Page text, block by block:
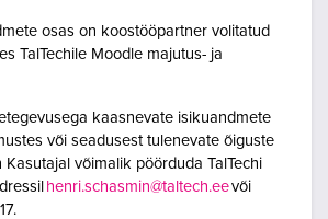
osas on koostööpartner volitatud
TalTechile Moodle majutus- ja
kaasnevate isikuandmete
või seadusest tulenevate õiguste
võimalik pöörduda TalTechi
henri.schasmin@taltech.eevõi